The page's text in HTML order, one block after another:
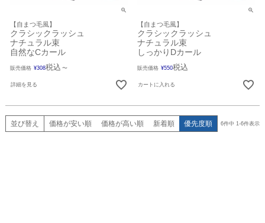
【自まつ毛風】
クラシックラッシュ
ナチュラル束
自然なCカール
販売価格 ¥308税込 〜
詳細を見る
【自まつ毛風】
クラシックラッシュ
ナチュラル束
しっかりDカール
販売価格 ¥550税込
カートに入れる
並び替え 価格が安い順 価格が高い順 新着順 優先度順 6件中 1-6件表示